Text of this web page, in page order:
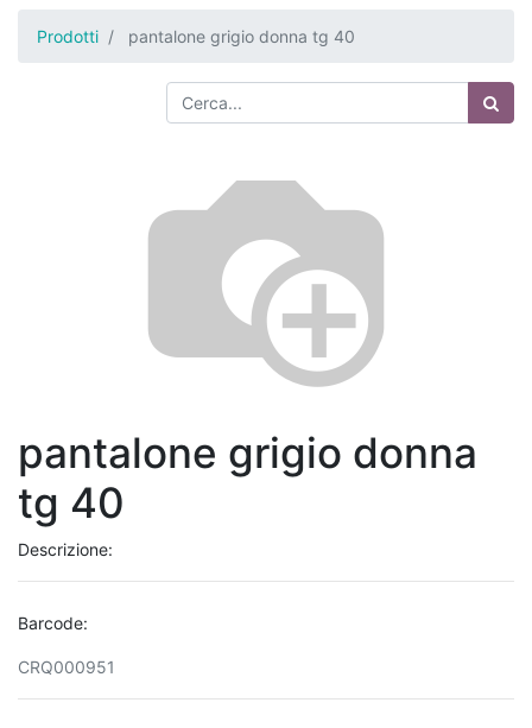
Prodotti pantalone grigio donna tg 40
pantalone grigio donna
tg 40
Descrizione:
Barcode:
CRQ000951